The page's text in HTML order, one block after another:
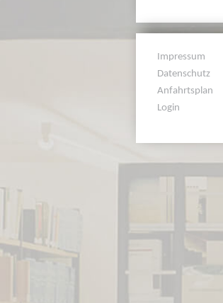
Impressum
Datenschutz
Anfahrtsplan
Login